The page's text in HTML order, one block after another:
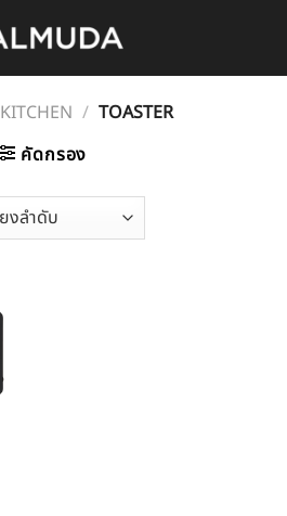
KITCHEN / TOASTER
คัดกรอง